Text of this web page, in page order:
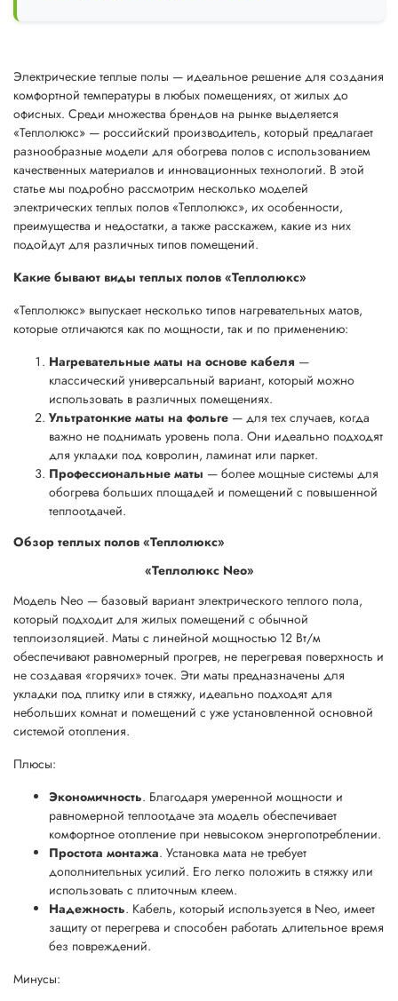
Электрические теплые полы — идеальное решение для создания
комфортной температуры в любых помещениях, от жилых до
офисных. Среди множества брендов на рынке выделяется
«Теплолюкс» — российский производитель, который предлагает
разнообразные модели для обогрева полов с использованием
качественных материалов и инновационных технологий. В этой
статье мы подробно рассмотрим несколько моделей
электрических теплых полов «Теплолюкс», их особенности,
преимущества и недостатки, а также расскажем, какие из них
подойдут для различных типов помещений.
Какие бывают виды теплых полов «Теплолюкс»
«Теплолюкс» выпускает несколько типов нагревательных матов,
которые отличаются как по мощности, так и по применению:
Нагревательные маты на основе кабеля —
классический универсальный вариант, который можно
использовать в различных помещениях.
Ультратонкие маты на фольге — для тех случаев, когда
важно не поднимать уровень пола. Они идеально подходят
для укладки под ковролин, ламинат или паркет.
Профессиональные маты — более мощные системы для
обогрева больших площадей и помещений с повышенной
теплоотдачей.
Обзор теплых полов «Теплолюкс»
«Теплолюкс Neo»
Модель Neo — базовый вариант электрического теплого пола,
который подходит для жилых помещений с обычной
теплоизоляцией. Маты с линейной мощностью 12 Вт/м
обеспечивают равномерный прогрев, не перегревая поверхность и
не создавая «горячих» точек. Эти маты предназначены для
укладки под плитку или в стяжку, идеально подходят для
небольших комнат и помещений с уже установленной основной
системой отопления.
Плюсы:
Экономичность. Благодаря умеренной мощности и
равномерной теплоотдаче эта модель обеспечивает
комфортное отопление при невысоком энергопотреблении.
Простота монтажа. Установка мата не требует
дополнительных усилий. Его легко положить в стяжку или
использовать с плиточным клеем.
Надежность. Кабель, который используется в Neo, имеет
защиту от перегрева и способен работать длительное время
без повреждений.
Минусы: